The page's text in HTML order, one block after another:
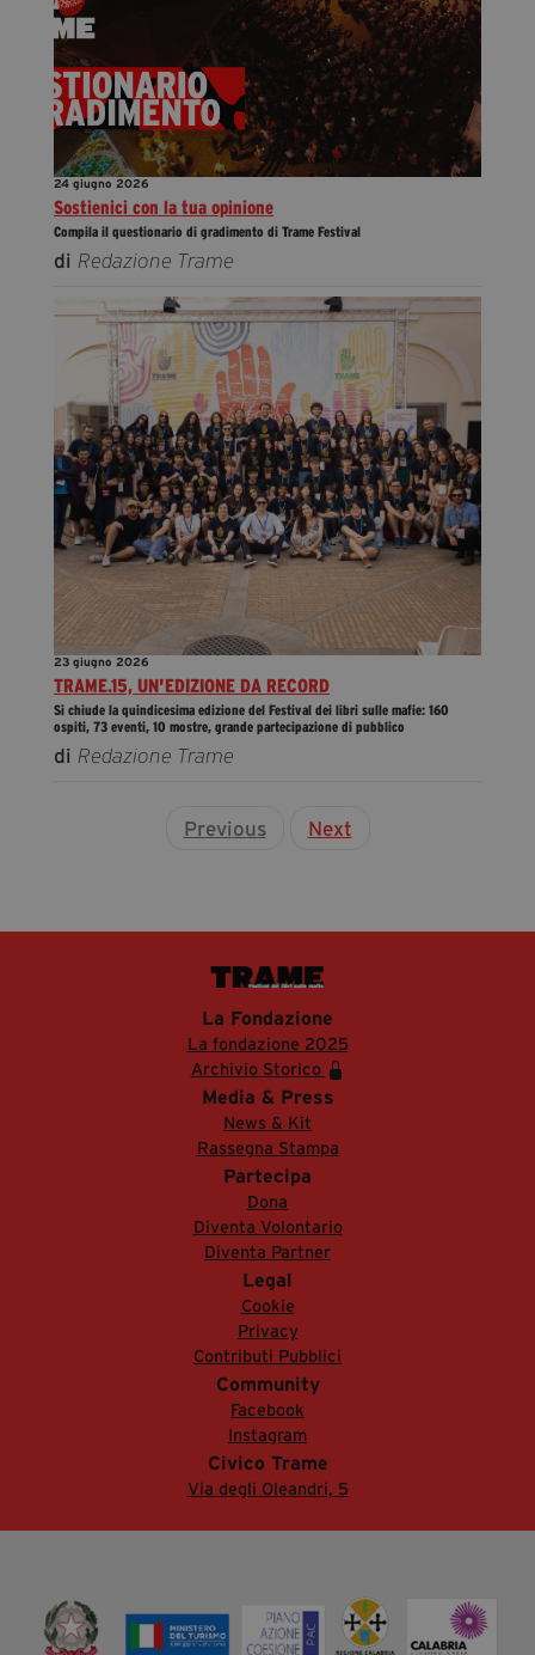
24 giugno 2026
Sostienici con la tua opinione
Compila il questionario di gradimento di Trame Festival
di Redazione Trame
23 giugno 2026
TRAME.15, UN'EDIZIONE DA RECORD
Si chiude la quindicesima edizione del Festival dei libri sulle mafie: 160
ospiti, 73 eventi, 10 mostre, grande partecipazione di pubblico
di Redazione Trame
Previous Next
La Fondazione
La fondazione 2025
Archivio Storico
Media & Press
News & Kit
Rassegna Stampa
Partecipa
Dona
Diventa Volontario
Diventa Partner
Legal
Cookie
Privacy
Contributi Pubblici
Community
Facebook
Instagram
Civico Trame
Via degli Oleandri, 5